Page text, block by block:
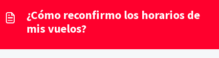
¿Cómo reconfirmo los horarios de
mis vuelos?